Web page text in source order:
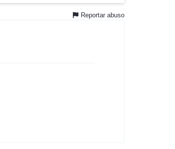
Reportar abuso